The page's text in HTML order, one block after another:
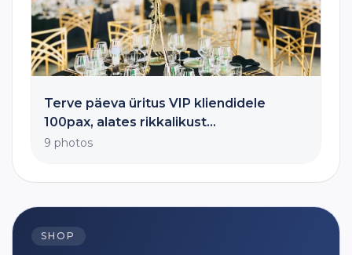
Terve päeva üritus VIP kliendidele
100pax, alates rikkalikust
hommikusöögibuffeest, kuni
vahetus einete vahel), erilahendustega
galaõhtusöögini. Toitlustuse
9 photos
SHOP